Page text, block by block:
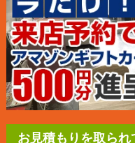
お見積もりを取られ